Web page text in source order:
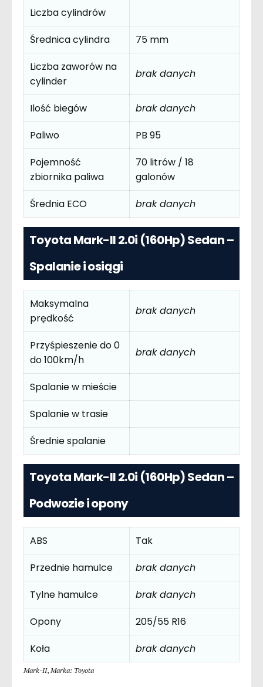
Liczba cylindrów
Średnica cylindra
75 mm
Liczba zaworów na
cylinder
brak danych
Ilość biegów
brak danych
Paliwo
PB 95
Pojemność
zbiornika paliwa
70 litrów / 18
galonów
Średnia ECO
brak danych
Toyota Mark-II 2.0i (160Hp) Sedan –
Spalanie i osiągi
Maksymalna
prędkość
brak danych
Przyśpieszenie do 0
do 100km/h
brak danych
Spalanie w mieście
Spalanie w trasie
Średnie spalanie
Toyota Mark-II 2.0i (160Hp) Sedan –
Podwozie i opony
ABS
Tak
Przednie hamulce
brak danych
Tylne hamulce
brak danych
Opony
205/55 R16
Koła
brak danych
Mark-II, Marka: Toyota